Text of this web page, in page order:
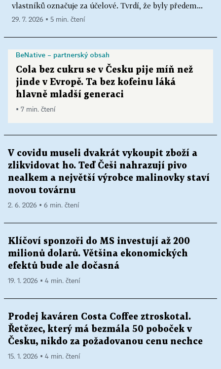
vlastníků označuje za účelové. Tvrdí, že byly předem...
29. 7. 2026 ▪ 5 min. čtení
BeNative – partnerský obsah
Cola bez cukru se v Česku pije míň než
jinde v Evropě. Ta bez kofeinu láká
hlavně mladší generaci
▪ 7 min. čtení
V covidu museli dvakrát vykoupit zboží a
zlikvidovat ho. Teď Češi nahrazují pivo
nealkem a největší výrobce malinovky staví
novou továrnu
2. 6. 2026 ▪ 6 min. čtení
Klíčoví sponzoři do MS investují až 200
milionů dolarů. Většina ekonomických
efektů bude ale dočasná
19. 1. 2026 ▪ 4 min. čtení
Prodej kaváren Costa Coffee ztroskotal.
Řetězec, který má bezmála 50 poboček v
Česku, nikdo za požadovanou cenu nechce
15. 1. 2026 ▪ 4 min. čtení